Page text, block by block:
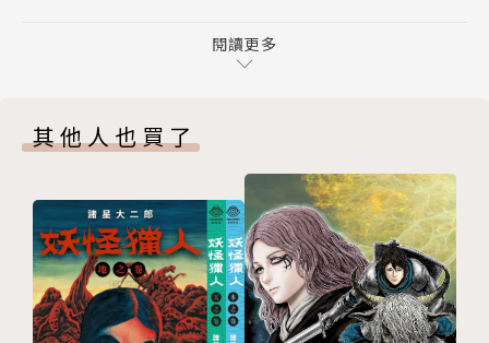
閱讀更多
其他人也買了